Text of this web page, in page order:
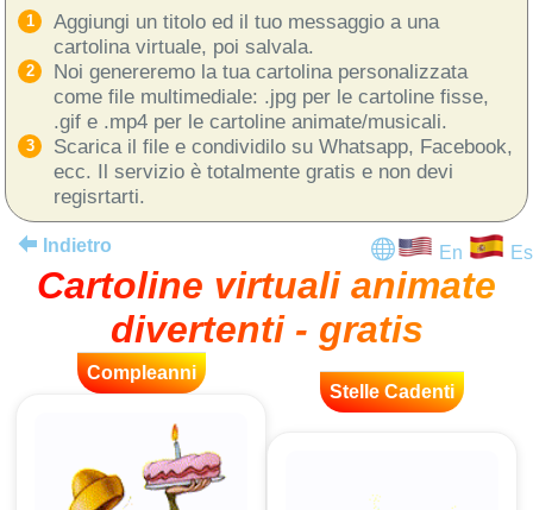
Aggiungi un titolo ed il tuo messaggio a una
cartolina virtuale, poi salvala.
Noi genereremo la tua cartolina personalizzata
come file multimediale: .jpg per le cartoline fisse,
.gif e .mp4 per le cartoline animate/musicali.
Scarica il file e condividilo su Whatsapp, Facebook,
ecc. Il servizio è totalmente gratis e non devi
regisrtarti.
Indietro En Es
Cartoline virtuali animate
divertenti - gratis
Compleanni
Stelle Cadenti